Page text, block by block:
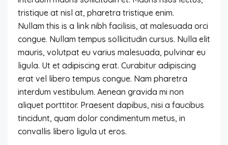
tristique at nisl at, pharetra tristique enim.
Nullam this is a link nibh facilisis, at malesuada orci
congue. Nullam tempus sollicitudin cursus. Nulla elit
mauris, volutpat eu varius malesuada, pulvinar eu
ligula. Ut et adipiscing erat. Curabitur adipiscing
erat vel libero tempus congue. Nam pharetra
interdum vestibulum. Aenean gravida mi non
aliquet porttitor. Praesent dapibus, nisi a faucibus
tincidunt, quam dolor condimentum metus, in
convallis libero ligula ut eros.